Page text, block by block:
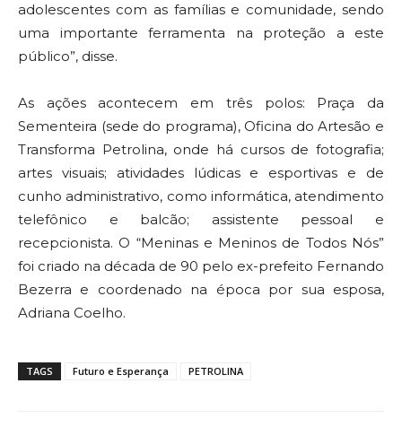
adolescentes com as famílias e comunidade, sendo
uma importante ferramenta na proteção a este
público”, disse.
As ações acontecem em três polos: Praça da
Sementeira (sede do programa), Oficina do Artesão e
Transforma Petrolina, onde há cursos de fotografia;
artes visuais; atividades lúdicas e esportivas e de
cunho administrativo, como informática, atendimento
telefônico e balcão; assistente pessoal e
recepcionista. O “Meninas e Meninos de Todos Nós”
foi criado na década de 90 pelo ex-prefeito Fernando
Bezerra e coordenado na época por sua esposa,
Adriana Coelho.
TAGS Futuro e Esperança PETROLINA